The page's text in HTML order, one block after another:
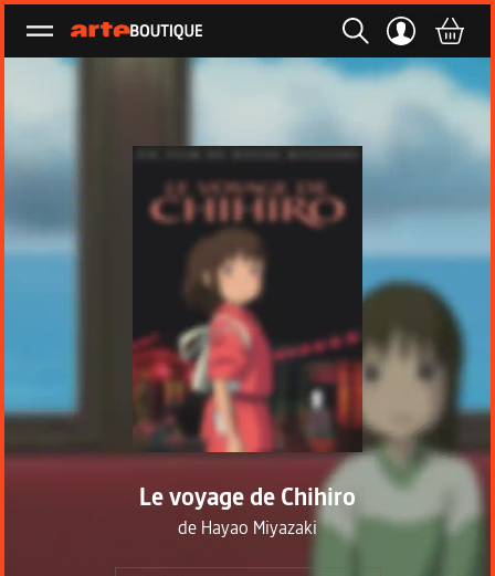
Ouvrir le menu
Le voyage de Chihiro
de Hayao Miyazaki